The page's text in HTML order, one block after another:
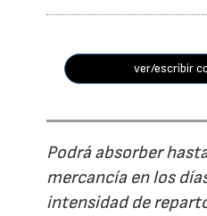
ver/escribir
Podrá absorber
mercancía en los
intensidad de